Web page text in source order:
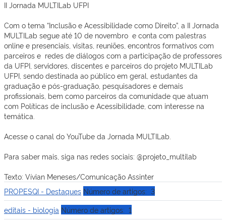
II Jornada MULTILab UFPI
Com o tema “Inclusão e Acessibilidade como Direito”, a II Jornada
MULTILab segue até 10 de novembro e conta com palestras
online e presenciais, visitas, reuniões, encontros formativos com
parceiros e redes de diálogos com a participação de professores
da UFPI, servidores, discentes e parceiros do projeto MULTILab
UFPI, sendo destinada ao público em geral, estudantes da
graduação e pós-graduação, pesquisadores e demais
profissionais, bem como parceiros da comunidade que atuam
com Políticas de inclusão e Acessibilidade, com interesse na
temática.
Acesse o canal do YouTube da Jornada MULTILab.
Para saber mais, siga nas redes sociais: @projeto_multilab
Texto: Vívian Meneses/Comunicação Assinter
PROPESQI - Destaques Número de artigos: 3
editais - biologia Número de artigos: 1